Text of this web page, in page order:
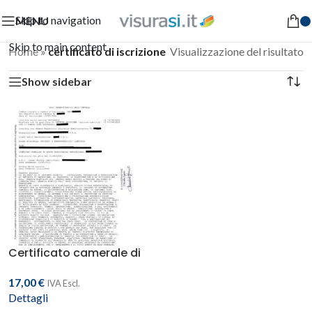
Skip to navigation
Skip to main content
MENU
Home»certificato di iscrizione Visualizzazione del risultato
Show sidebar
Certificato camerale di
17,00€ IVA Escl.
Dettagli